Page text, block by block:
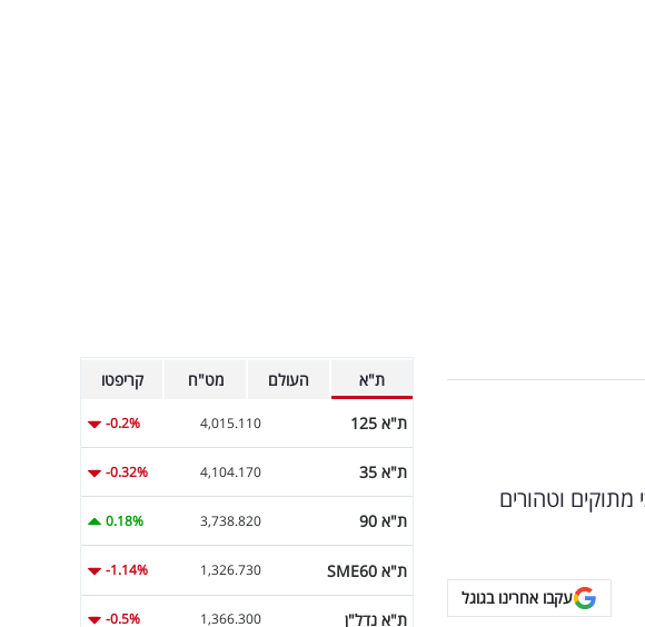
וטהורים
עקבו אחרינו בגוגל
ת"א העולם מט"ח קריפטו
ת"א 125 4,015.110
-0.2%
ת"א 35 4,104.170
-0.32%
ת"א 90 3,738.820
0.18%
ת"א SME60 1,326.730
-1.14%
ת"א נדל"ן 1,366.300
-0.5%